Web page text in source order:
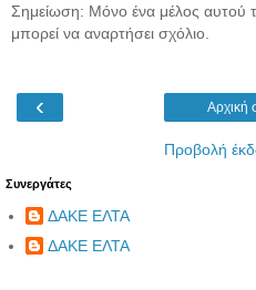
Σημείωση: Μόνο ένα μέλος αυτού
μπορεί να αναρτήσει σχόλιο.
‹ Αρχική
Προβολή
Συνεργάτες
ΔΑΚΕ ΕΛΤΑ
ΔΑΚΕ ΕΛΤΑ